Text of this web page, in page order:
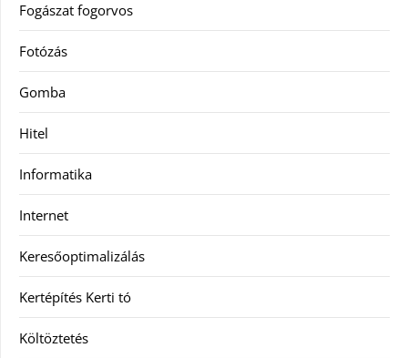
Fogászat fogorvos
Fotózás
Gomba
Hitel
Informatika
Internet
Keresőoptimalizálás
Kertépítés Kerti tó
Költöztetés